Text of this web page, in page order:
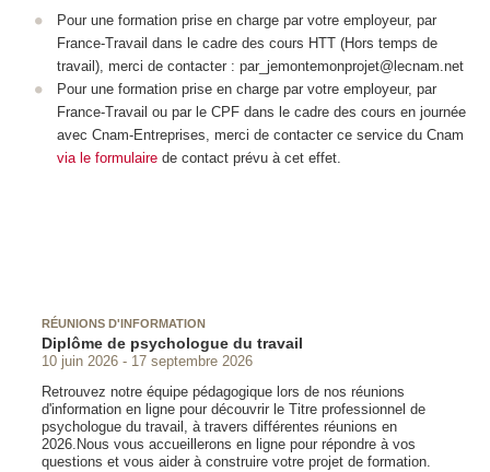
Pour une formation prise en charge par votre employeur, par
France-Travail dans le cadre des cours HTT(Hors temps de
travail), merci de contacter : par_jemontemonprojet@lecnam.net
Pour une formation prise en charge par votre employeur, par
France-Travail ou par le CPFdans le cadre des cours en journée
avec Cnam-Entreprises, merci de contacter ce service du Cnam
via le formulairede contact prévu à cet effet.
RÉUNIONS D'INFORMATION
Diplôme de psychologue du travail
10 juin 2026
17 septembre 2026
Retrouvez notre équipe pédagogique lors de nos réunions
d'information en ligne pour découvrir le Titre professionnel de
psychologue du travail, à travers différentes réunions en
2026.Nous vous accueillerons en ligne pour répondre à vos
questions et vous aider à construire votre projet de formation.